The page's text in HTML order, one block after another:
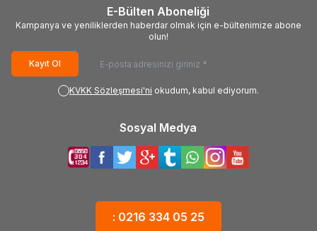
E-Bülten Aboneliği
Kampanya ve yeniliklerden haberdar olmak için e-bültenimize abone
olun!
Kayıt Ol
KVKK Sözleşmesi'ni okudum, kabul ediyorum.
Sosyal Medya
: 0216 334 05 25